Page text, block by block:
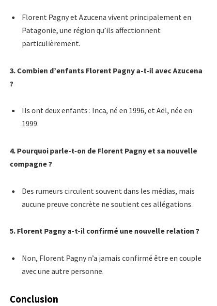
Florent Pagny et Azucena vivent principalement en
Patagonie, une région qu’ils affectionnent
particulièrement.
3. Combien d’enfants Florent Pagny a-t-il avec Azucena
?
Ils ont deux enfants : Inca, né en 1996, et Aël, née en
1999.
4. Pourquoi parle-t-on de Florent Pagny et sa nouvelle
compagne ?
Des rumeurs circulent souvent dans les médias, mais
aucune preuve concrète ne soutient ces allégations.
5. Florent Pagny a-t-il confirmé une nouvelle relation ?
Non, Florent Pagny n’a jamais confirmé être en couple
avec une autre personne.
Conclusion